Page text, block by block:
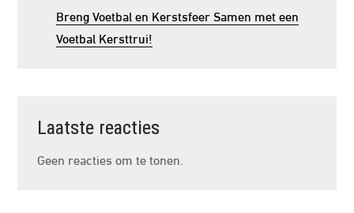
Breng Voetbal en Kerstsfeer Samen met een
Voetbal Kersttrui!
Laatste reacties
Geen reacties om te tonen.